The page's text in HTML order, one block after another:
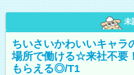
未
ちいさいかわいいキャラ
場所で働ける☆来社不要
もらえる◎/T1